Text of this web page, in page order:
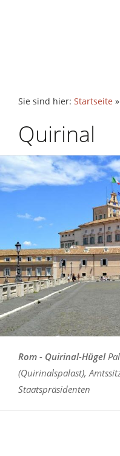
Sie sind hier: Startseite »
Quirinal
Rom - Quirinal-Hügel
(Quirinalspalast),
Staatspräsidenten